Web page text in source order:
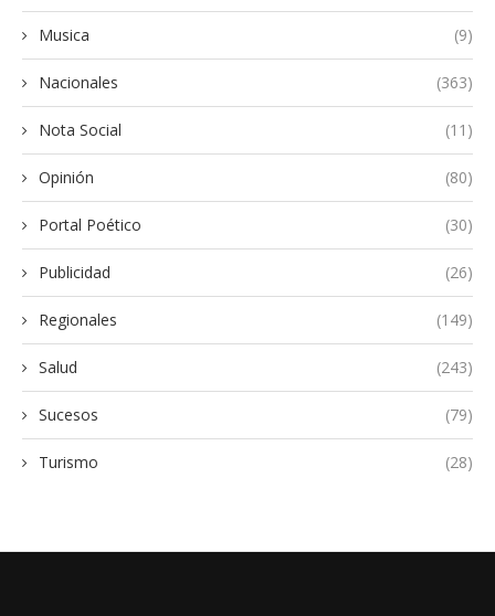
Musica (9)
Nacionales (363)
Nota Social (11)
Opinión (80)
Portal Poético (30)
Publicidad (26)
Regionales (149)
Salud (243)
Sucesos (79)
Turismo (28)